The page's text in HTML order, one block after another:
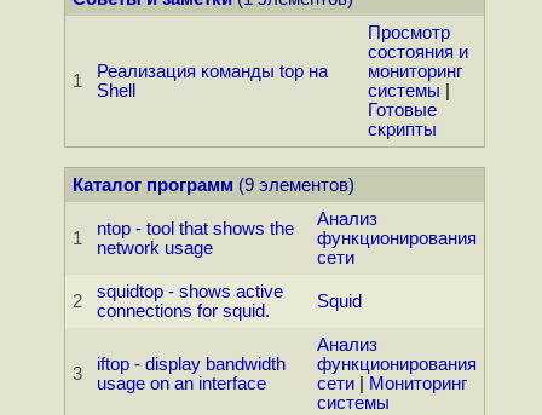
1
Реализация команды top на
Shell
Просмотр
состояния и
мониторинг
системы
Готовые
скрипты
Каталог программ (9 элементов)
1
ntop - tool that shows the
network usage
Анализ
функционирования
сети
2
squidtop - shows active
connections for squid.
Squid
3
iftop - display bandwidth
usage on an interface
Анализ
функционирования
сети|
Мониторинг
системы